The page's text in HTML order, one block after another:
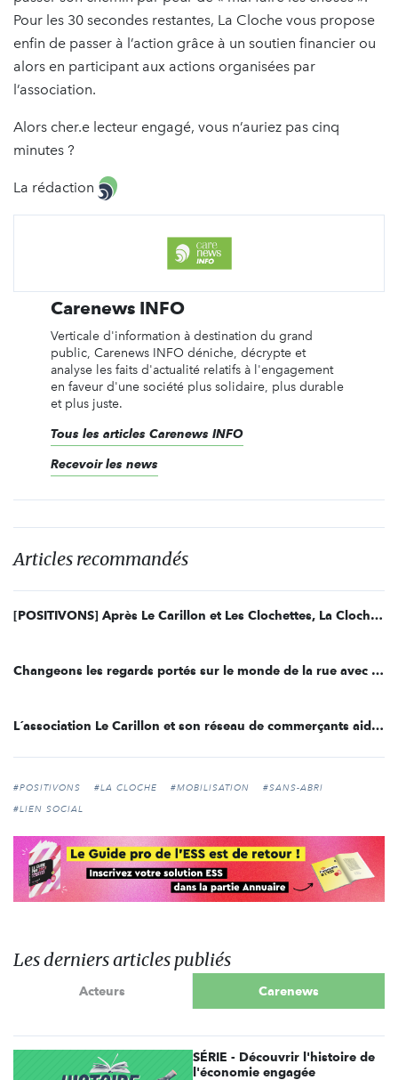
Pour les 30 secondes restantes, La Cloche vous propose
enfin de passer à l’action grâce à un soutien financier ou
alors en participant aux actions organisées par
l’association.
Alors cher.e lecteur engagé, vous n’auriez pas cinq
minutes ?
La rédaction
Carenews INFO
Verticale d'information à destination du grand
public, Carenews INFO déniche, décrypte et
analyse les faits d'actualité relatifs à l'engagement
en faveur d'une société plus solidaire, plus durable
et plus juste.
Tous les articles Carenews INFO
Recevoir les news
Articles recommandés
[POSITIVONS] Après Le Carillon et Les Clochettes, La Cloche à Biscuits ouvre !
Changeons les regards portés sur le monde de la rue avec La Cloche
L´association Le Carillon et son réseau de commerçants aident les sans-abri
#POSITIVONS #LA CLOCHE #MOBILISATION
#SANS-ABRI
#LIEN SOCIAL
Les derniers articles publiés
Acteurs Carenews
SÉRIE - Découvrir l'histoire de
l'économie engagée